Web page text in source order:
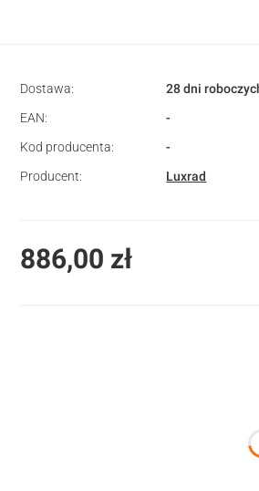
Dostawa:
28 dni
EAN:
-
Kod producenta:
-
Producent:
Luxrad
Cena
886,00 zł